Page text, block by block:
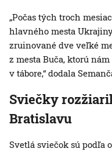
„Počas tých troch
hlavného mesta
zruinované dve veľké
z mesta Buča, ktorú
v tábore,“ dodala
Sviečky
Bratislavu
Svetlá sviečok sú podľa